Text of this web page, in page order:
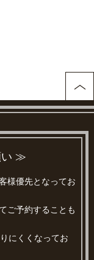
い ≫
様優先となってお
ご予約することも
にくくなってお